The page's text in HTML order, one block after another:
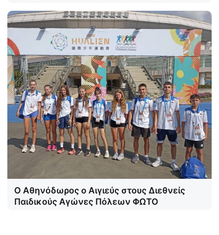
Ο Αθηνόδωρος ο Αιγιεύς στους Διεθνείς
Παιδικούς Αγώνες Πόλεων ΦΩΤΟ